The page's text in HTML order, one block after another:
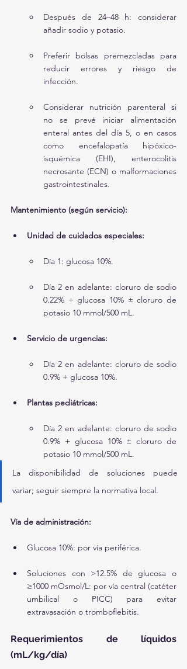
Después de 24–48 h: considerar
añadir sodio y potasio.
Preferir bolsas premezcladas para
reducir errores y riesgo de
infección.
Considerar nutrición parenteral si
no se prevé iniciar alimentación
enteral antes del día 5, o en casos
como encefalopatía hipóxico-
isquémica (EHI), enterocolitis
necrosante (ECN) o malformaciones
gastrointestinales.
Mantenimiento (según servicio):
Unidad de cuidados especiales:
Día 1: glucosa 10%.
Día 2 en adelante: cloruro de sodio
0.22% + glucosa 10% ± cloruro de
potasio 10 mmol/500 mL.
Servicio de urgencias:
Día 2 en adelante: cloruro de sodio
0.9% + glucosa 10%.
Plantas pediátricas:
Día 2 en adelante: cloruro de sodio
0.9% + glucosa 10% ± cloruro de
potasio 10 mmol/500 mL.
La disponibilidad de soluciones puede
variar; seguir siempre la normativa local.
Vía de administración:
Glucosa 10%: por vía periférica.
Soluciones con >12.5% de glucosa o
≥1000 mOsmol/L: por vía central (catéter
umbilical o PICC) para evitar
extravasación o tromboflebitis.
Requerimientos de líquidos
(mL/kg/día)